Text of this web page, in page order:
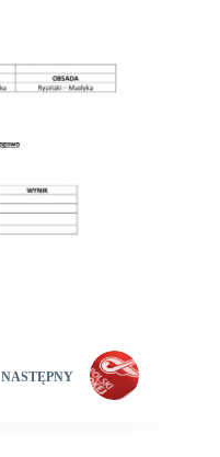
NASTĘPNY